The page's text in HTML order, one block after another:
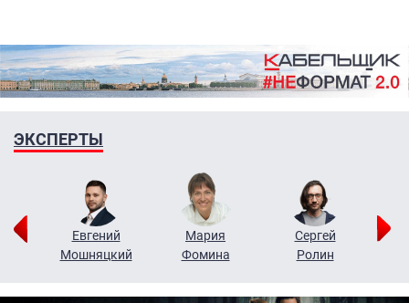
ЭКСПЕРТЫ
Евгений
Мошняцкий
Мария
Фомина
Сергей
Ролин